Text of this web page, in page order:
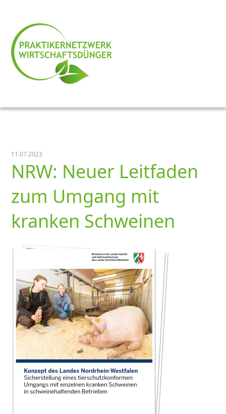
11.07.2023
NRW: Neuer Leitfaden
zum Umgang mit
kranken Schweinen